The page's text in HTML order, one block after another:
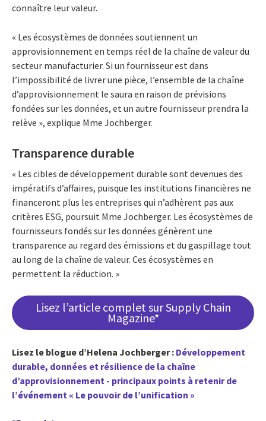
connaître leur valeur.
« Les écosystèmes de données soutiennent un
approvisionnement en temps réel de la chaîne de valeur du
secteur manufacturier. Si un fournisseur est dans
l’impossibilité de livrer une pièce, l’ensemble de la chaîne
d’approvisionnement le saura en raison de prévisions
fondées sur les données, et un autre fournisseur prendra la
relève », explique Mme Jochberger.
Transparence durable
« Les cibles de développement durable sont devenues des
impératifs d’affaires, puisque les institutions financières ne
financeront plus les entreprises qui n’adhèrent pas aux
critères ESG, poursuit Mme Jochberger. Les écosystèmes de
fournisseurs fondés sur les données génèrent une
transparence au regard des émissions et du gaspillage tout
au long de la chaîne de valeur. Ces écosystèmes en
permettent la réduction. »
Lisez l’article complet sur Supply Chain
Magazine*
Lisez le blogue d’Helena Jochberger : Développement
durable, données et résilience de la chaîne
d’approvisionnement - principaux points à retenir de
l’événement « Le pouvoir de l’unification »